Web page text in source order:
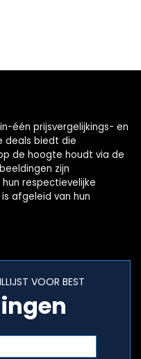
één prijsvergelijkings- en
deals biedt die
de hoogte houdt via de
zijn
respectievelijke
afgeleid van hun
VOOR BEST